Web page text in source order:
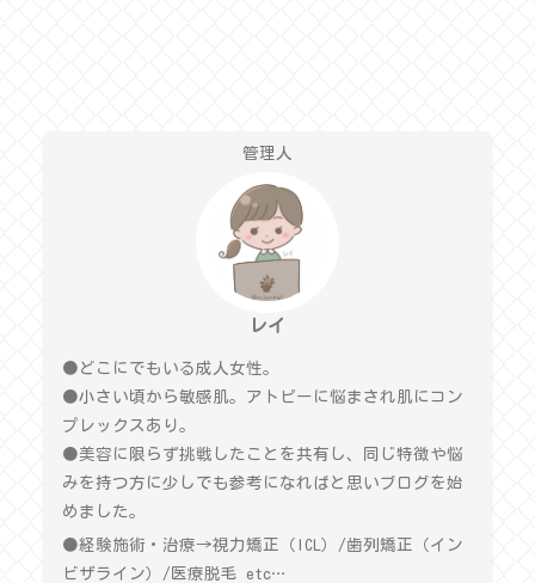
管理人
レイ
●どこにでもいる成人女性。
●小さい頃から敏感肌。アトピーに悩まされ肌にコン
プレックスあり。
●美容に限らず挑戦したことを共有し、同じ特徴や悩
みを持つ方に少しでも参考になればと思いブログを始
めました。
●経験施術・治療→視力矯正（ICL）/歯列矯正（イン
ビザライン）/医療脱毛 etc…